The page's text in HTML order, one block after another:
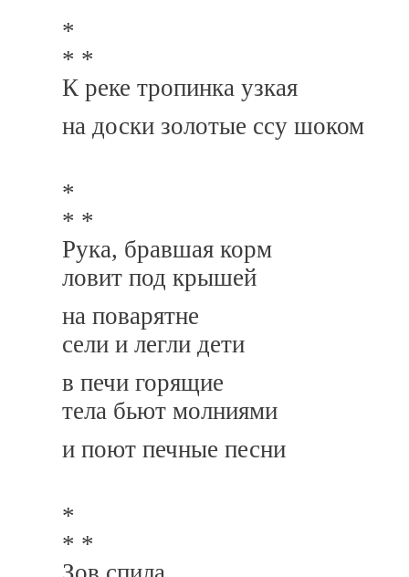
*
* *
К реке тропинка узкая
на доски золотые ссу шоком
*
* *
Рука, бравшая корм
ловит под крышей
на поварятне
сели и легли дети
в печи горящие
тела бьют молниями
и поют печные песни
*
* *